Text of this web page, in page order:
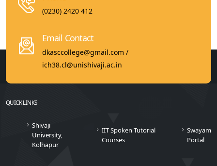
(0230) 2420 412
Email Contact
dkasccollege@gmail.com /
ich38.cl@unishivaji.ac.in
QUICK LINKS
Shivaji
University,
Kolhapur
IIT Spoken Tutorial
Courses
Swayam
Portal